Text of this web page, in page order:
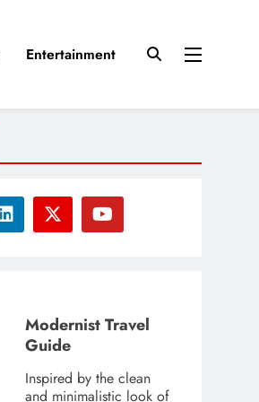
Entertainment
Modernist Travel
Guide
Inspired by the clean
and minimalistic look of